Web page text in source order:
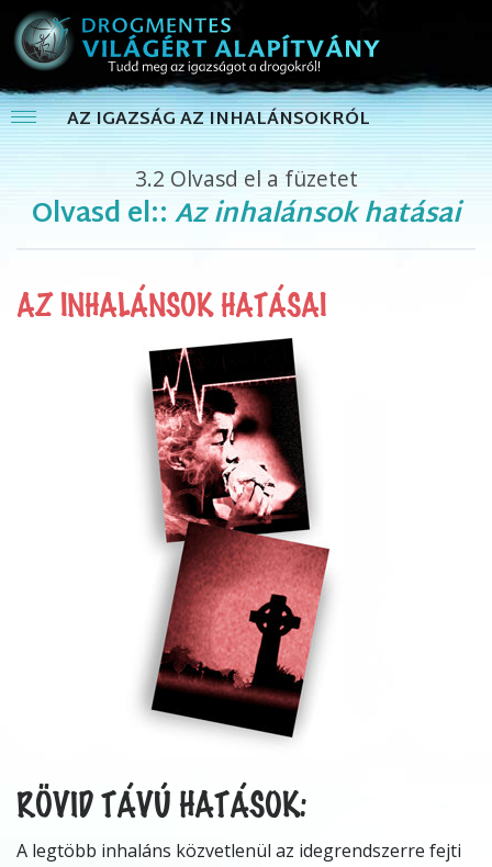
AZ IGAZSÁG AZ INHALÁNSOKRÓL
3.2 Olvasd el a füzetet
Olvasd el::Az inhalánsok hatásai
AZ INHALÁNSOK HATÁSAI
RÖVID TÁVÚ HATÁSOK:
A legtöbb inhaláns közvetlenül az idegrendszerre fejti